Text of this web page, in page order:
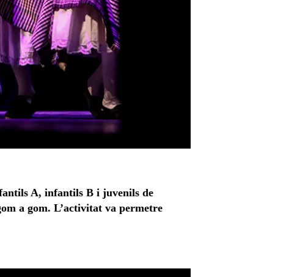
A, infantils B i juvenils de
a gom. L’activitat va permetre